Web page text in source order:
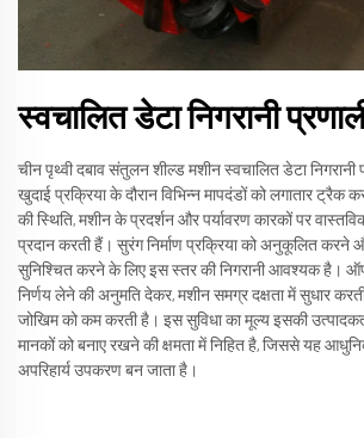
स्वचालित डेटा निगरानी
चीन पृथ्वी दबाव संतुलन शील्ड मशीन स्वचालित डेटा
खुदाई प्रक्रिया के दौरान विभिन्न मापदंडों को लगातार ट्रैक
की स्थिति, मशीन के प्रदर्शन और पर्यावरण कारकों पर
प्रदान करती हैं। सुरंग निर्माण प्रक्रिया को अनुकूलित करने
सुनिश्चित करने के लिए इस स्तर की निगरानी आवश्यक है।
निर्णय लेने की अनुमति देकर, मशीन समग्र दक्षता में सुधार
जोखिम को कम करती है। इस सुविधा का मूल्य इसकी
मानकों को बनाए रखने की क्षमता में निहित है, जिससे यह
अपरिहार्य उपकरण बन जाता है।